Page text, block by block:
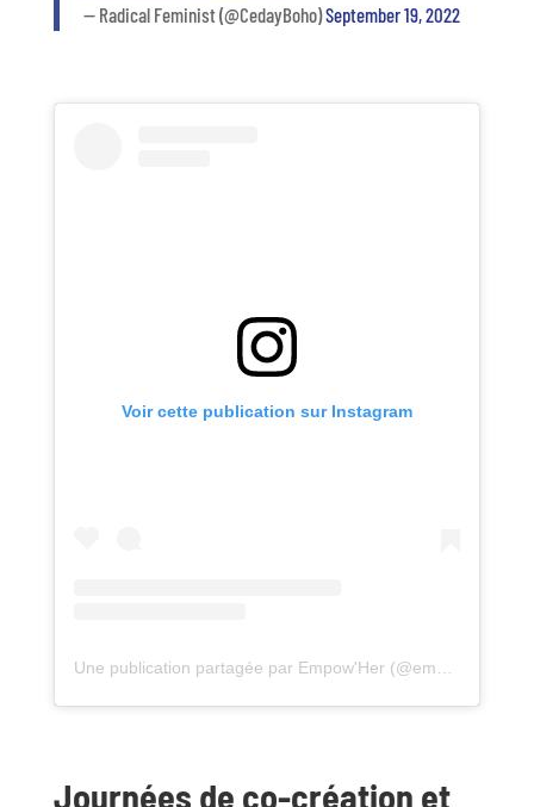
— Radical Feminist (@CedayBoho)September 19, 2022
Voir cette publication sur Instagram
Une publication partagée par Empow'Her (@empow.her)
Journées de co-création et